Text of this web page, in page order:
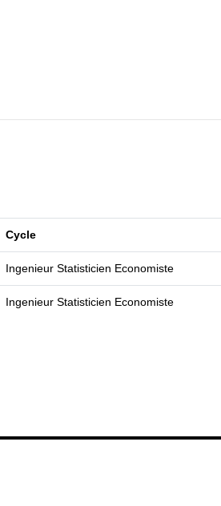
Cycle
Ingenieur Statisticien Economiste
Ingenieur Statisticien Economiste